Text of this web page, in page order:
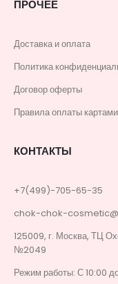
ПРОЧЕЕ
Доставка и оплата
Политика
Договор оферты
Правила оплаты картами
КОНТАКТЫ
+7(499)-705-65-35
chok-chok-
125009, г. Москва, ТЦ
№2049
Режим работы: С 10:00